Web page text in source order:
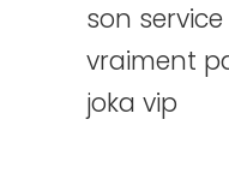
son
vraiment
joka vip